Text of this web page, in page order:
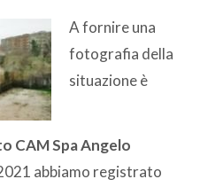
A fornire una
fotografia della
situazione è
CAM Spa Angelo
abbiamo registrato